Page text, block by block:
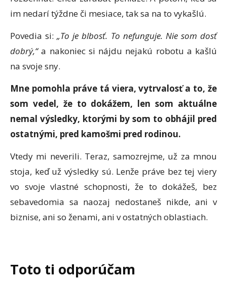
im nedarí týždne či mesiace, tak sa na to vykašlú.
Povedia si:„To je blbosť. To nefunguje. Nie som dosť
dobrý,“a nakoniec si nájdu nejakú robotu a kašlú
na svoje sny.
Mne pomohla práve tá viera, vytrvalosť a to, že
som vedel, že to dokážem, len som aktuálne
nemal výsledky, ktorými by som to obhájil pred
ostatnými, pred kamošmi pred rodinou.
Vtedy mi neverili. Teraz, samozrejme, už za mnou
stoja, keď už výsledky sú. Lenže práve bez tej viery
vo svoje vlastné schopnosti, že to dokážeš, bez
sebavedomia sa naozaj nedostaneš nikde, ani v
biznise, ani so ženami, ani v ostatných oblastiach.
Toto ti odporúčam